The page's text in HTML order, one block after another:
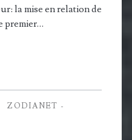
la mise en relation de
premier…
ZODIANET -